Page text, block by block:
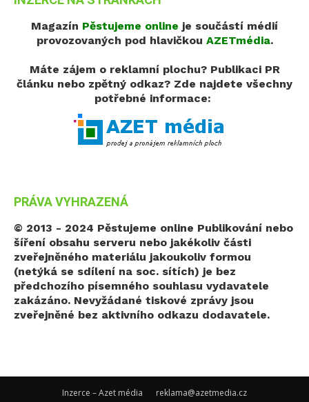
Magazín Pěstujeme online je součástí médií
provozovaných pod hlavičkou AZETmédia.
Máte zájem o reklamní plochu? Publikaci PR
článku nebo zpětný odkaz? Zde najdete všechny
potřebné informace:
PRÁVA VYHRAZENÁ
© 2013 - 2024 Pěstujeme online Publikování nebo
šíření obsahu serveru nebo jakékoliv části
zveřejněného materiálu jakoukoliv formou
(netýká se sdílení na soc. sítích) je bez
předchozího písemného souhlasu vydavatele
zakázáno. Nevyžádané tiskové zprávy jsou
zveřejněné bez aktivního odkazu dodavatele.
Inzerce – Azet média reklama@azetmedia.cz